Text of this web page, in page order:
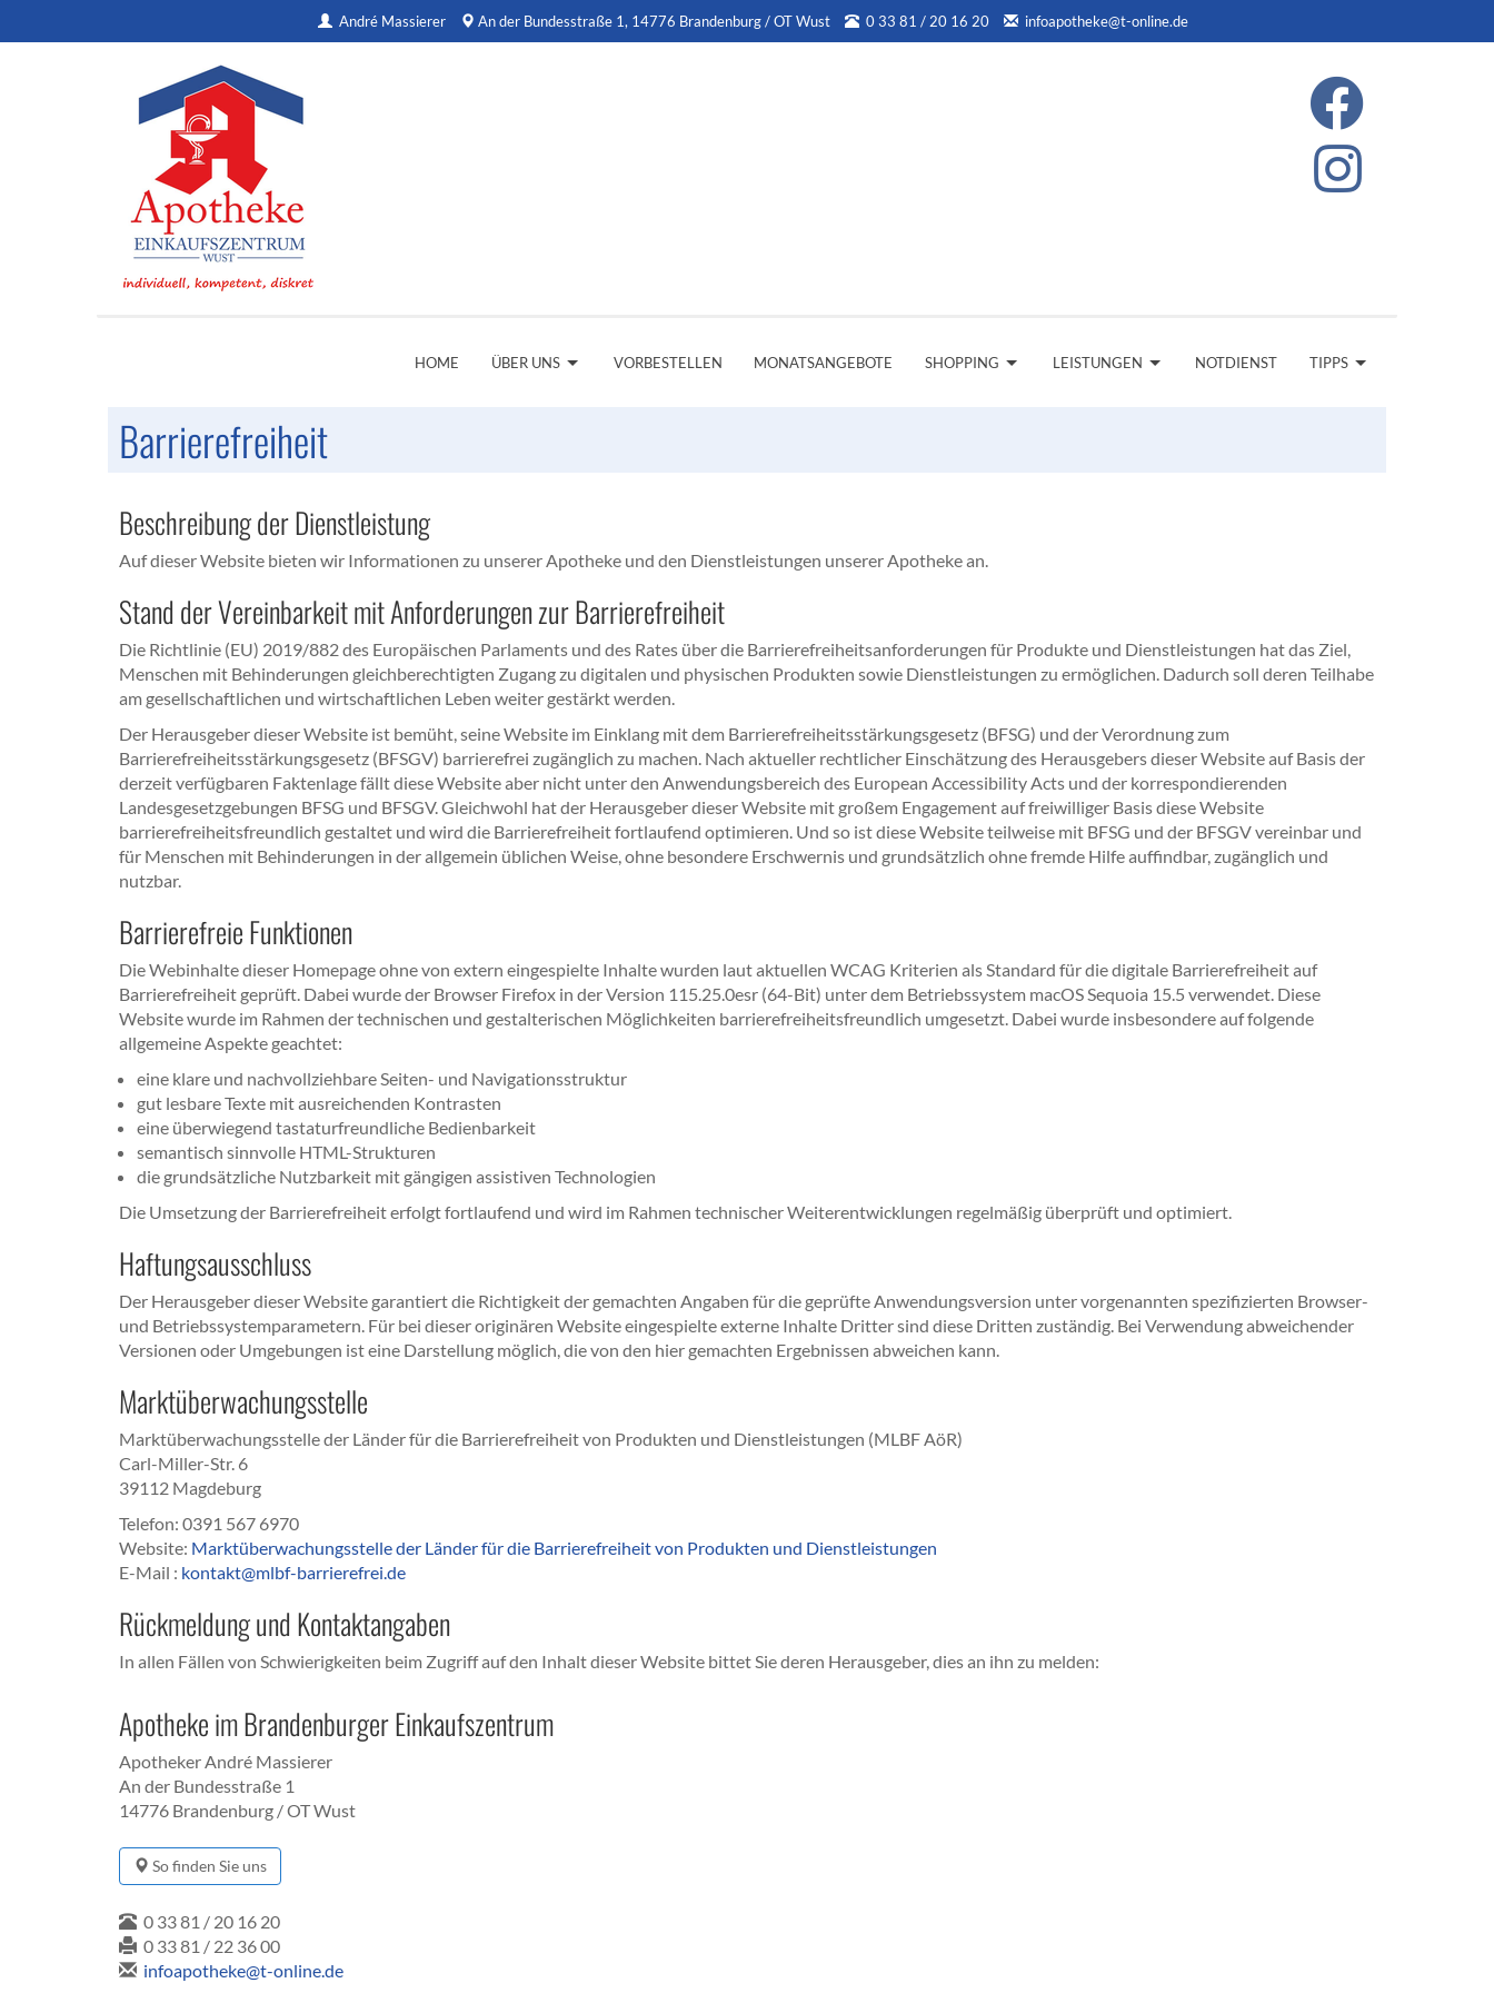
André Massierer An der Bundesstraße 1, 14776 Brandenburg / OT Wust 0 33 81 / 20 16 20 infoapotheke@t-online.de
HOME ÜBER UNS VORBESTELLEN MONATSANGEBOTE SHOPPING LEISTUNGEN NOTDIENST TIPPS
Barrierefreiheit
Beschreibung der Dienstleistung
Auf dieser Website bieten wir Informationen zu unserer Apotheke und den Dienstleistungen unserer Apotheke an.
Stand der Vereinbarkeit mit Anforderungen zur Barrierefreiheit
Die Richtlinie (EU) 2019/882 des Europäischen Parlaments und des Rates über die Barrierefreiheitsanforderungen für Produkte und Dienstleistungen hat das Ziel,
Menschen mit Behinderungen gleichberechtigten Zugang zu digitalen und physischen Produkten sowie Dienstleistungen zu ermöglichen. Dadurch soll deren Teilhabe
am gesellschaftlichen und wirtschaftlichen Leben weiter gestärkt werden.
Der Herausgeber dieser Website ist bemüht, seine Website im Einklang mit dem Barrierefreiheitsstärkungsgesetz (BFSG) und der Verordnung zum
Barrierefreiheitsstärkungsgesetz (BFSGV) barrierefrei zugänglich zu machen. Nach aktueller rechtlicher Einschätzung des Herausgebers dieser Website auf Basis der
derzeit verfügbaren Faktenlage fällt diese Website aber nicht unter den Anwendungsbereich des European Accessibility Acts und der korrespondierenden
Landesgesetzgebungen BFSG und BFSGV. Gleichwohl hat der Herausgeber dieser Website mit großem Engagement auf freiwilliger Basis diese Website
barrierefreiheitsfreundlich gestaltet und wird die Barrierefreiheit fortlaufend optimieren. Und so ist diese Website teilweise mit BFSG und der BFSGV vereinbar und
für Menschen mit Behinderungen in der allgemein üblichen Weise, ohne besondere Erschwernis und grundsätzlich ohne fremde Hilfe auffindbar, zugänglich und
nutzbar.
Barrierefreie Funktionen
Die Webinhalte dieser Homepage ohne von extern eingespielte Inhalte wurden laut aktuellen WCAG Kriterien als Standard für die digitale Barrierefreiheit auf
Barrierefreiheit geprüft. Dabei wurde der Browser Firefox in der Version 115.25.0esr (64-Bit) unter dem Betriebssystem macOS Sequoia 15.5 verwendet. Diese
Website wurde im Rahmen der technischen und gestalterischen Möglichkeiten barrierefreiheitsfreundlich umgesetzt. Dabei wurde insbesondere auf folgende
allgemeine Aspekte geachtet:
eine klare und nachvollziehbare Seiten- und Navigationsstruktur
gut lesbare Texte mit ausreichenden Kontrasten
eine überwiegend tastaturfreundliche Bedienbarkeit
semantisch sinnvolle HTML-Strukturen
die grundsätzliche Nutzbarkeit mit gängigen assistiven Technologien
Die Umsetzung der Barrierefreiheit erfolgt fortlaufend und wird im Rahmen technischer Weiterentwicklungen regelmäßig überprüft und optimiert.
Haftungsausschluss
Der Herausgeber dieser Website garantiert die Richtigkeit der gemachten Angaben für die geprüfte Anwendungsversion unter vorgenannten spezifizierten Browser-
und Betriebssystemparametern. Für bei dieser originären Website eingespielte externe Inhalte Dritter sind diese Dritten zuständig. Bei Verwendung abweichender
Versionen oder Umgebungen ist eine Darstellung möglich, die von den hier gemachten Ergebnissen abweichen kann.
Marktüberwachungsstelle
Marktüberwachungsstelle der Länder für die Barrierefreiheit von Produkten und Dienstleistungen (MLBF AöR)
Carl-Miller-Str. 6
39112 Magdeburg
Telefon: 0391 567 6970
Website: Marktüberwachungsstelle der Länder für die Barrierefreiheit von Produkten und Dienstleistungen
E-Mail : kontakt@mlbf-barrierefrei.de
Rückmeldung und Kontaktangaben
In allen Fällen von Schwierigkeiten beim Zugriff auf den Inhalt dieser Website bittet Sie deren Herausgeber, dies an ihn zu melden:
Apotheke im Brandenburger Einkaufszentrum
Apotheker André Massierer
An der Bundesstraße 1
14776 Brandenburg / OT Wust
So finden Sie uns
0 33 81 / 20 16 20
0 33 81 / 22 36 00
infoapotheke@t-online.de